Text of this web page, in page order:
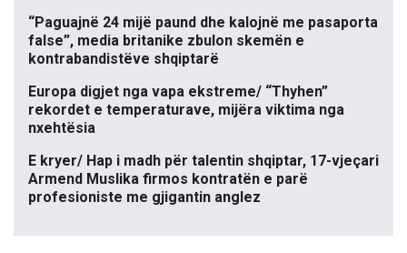
“Paguajnë 24 mijë paund dhe kalojnë me pasaporta
false”, media britanike zbulon skemën e
kontrabandistëve shqiptarë
Europa digjet nga vapa ekstreme/ “Thyhen”
rekordet e temperaturave, mijëra viktima nga
nxehtësia
E kryer/ Hap i madh për talentin shqiptar, 17-vjeçari
Armend Muslika firmos kontratën e parë
profesioniste me gjigantin anglez